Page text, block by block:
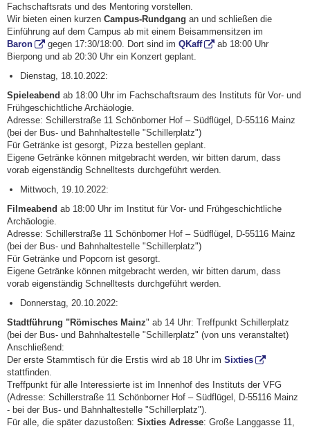
Fachschaftsrats und des Mentoring vorstellen.
Wir bieten einen kurzen Campus-Rundgang an und schließen die
Einführung auf dem Campus ab mit einem Beisammensitzen im
Baron
gegen 17:30/18:00. Dort sind im QKaff
ab 18:00 Uhr
Bierpong und ab 20:30 Uhr ein Konzert geplant.
Dienstag, 18.10.2022:
Spieleabend ab 18:00 Uhr im Fachschaftsraum des Instituts für Vor- und
Frühgeschichtliche Archäologie.
Adresse: Schillerstraße 11 Schönborner Hof – Südflügel, D-55116 Mainz
(bei der Bus- und Bahnhaltestelle "Schillerplatz")
Für Getränke ist gesorgt, Pizza bestellen geplant.
Eigene Getränke können mitgebracht werden, wir bitten darum, dass
vorab eigenständig Schnelltests durchgeführt werden.
Mittwoch, 19.10.2022:
Filmeabend ab 18:00 Uhr im Institut für Vor- und Frühgeschichtliche
Archäologie.
Adresse: Schillerstraße 11 Schönborner Hof – Südflügel, D-55116 Mainz
(bei der Bus- und Bahnhaltestelle "Schillerplatz")
Für Getränke und Popcorn ist gesorgt.
Eigene Getränke können mitgebracht werden, wir bitten darum, dass
vorab eigenständig Schnelltests durchgeführt werden.
Donnerstag, 20.10.2022:
Stadtführung "Römisches Mainz" ab 14 Uhr: Treffpunkt Schillerplatz
(bei der Bus- und Bahnhaltestelle "Schillerplatz" (von uns veranstaltet)
Anschließend:
Der erste Stammtisch für die Erstis wird ab 18 Uhr im Sixties
stattfinden.
Treffpunkt für alle Interessierte ist im Innenhof des Instituts der VFG
(Adresse: Schillerstraße 11 Schönborner Hof – Südflügel, D-55116 Mainz
- bei der Bus- und Bahnhaltestelle "Schillerplatz").
Für alle, die später dazustoßen: Sixties Adresse: Große Langgasse 11,